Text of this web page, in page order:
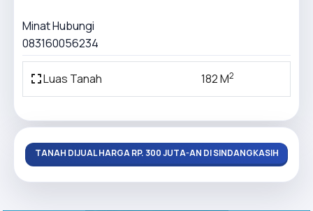
Minat Hubungi
083160056234
Luas Tanah 182 M2
TANAH DIJUAL HARGA RP. 300 JUTA-AN DI SINDANGKASIH